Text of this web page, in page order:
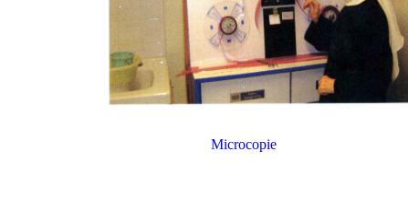
Microcopie